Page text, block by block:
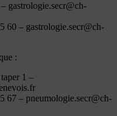
gastrologie.secr@ch-
60 – gastrologie.secr@ch-
:
1 –
67 – pneumologie.secr@ch-